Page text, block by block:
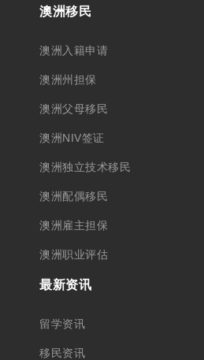
澳洲移民
澳洲入籍申请
澳洲州担保
澳洲父母移民
澳洲NIV签证
澳洲独立技术移民
澳洲配偶移民
澳洲雇主担保
澳洲职业评估
最新资讯
留学资讯
移民资讯